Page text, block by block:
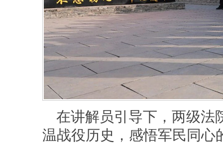
在讲解员引导下，两级法
温战役历史，感悟军民同心